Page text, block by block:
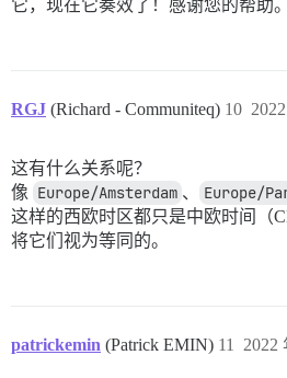
它，现在它奏效了！感谢您的帮助。
RGJ (Richard - Communiteq) 10
这有什么关系呢？
像 Europe/Amsterdam 、 Europe/
这样的西欧时区都只是中欧时间（
将它们视为等同的。
patrickemin (Patrick EMIN) 2022
11